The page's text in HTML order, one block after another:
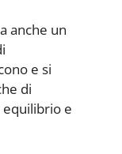
anche un
e si
di
equilibrio e